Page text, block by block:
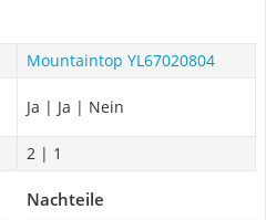
Mountaintop YL67020804
Ja | Ja | Nein
2 | 1
Nachteile